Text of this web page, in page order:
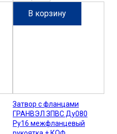
В корзину
Затвор с фланцами
ГРАНВЭЛ ЗПВС Ду080
Ру16 межфланцевый